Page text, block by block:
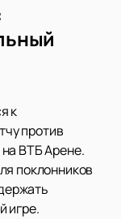
к
против
ВТБ Арене.
поклонников
игре.